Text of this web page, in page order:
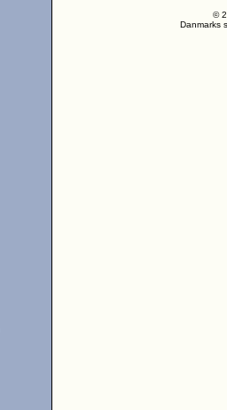
©
Danmarks